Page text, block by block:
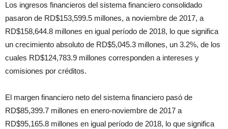
Los ingresos financieros del sistema financiero consolidado
pasaron de RD$153,599.5 millones, a noviembre de 2017, a
RD$158,644.8 millones en igual período de 2018, lo que significa
un crecimiento absoluto de RD$5,045.3 millones, un 3.2%, de los
cuales RD$124,783.9 millones corresponden a intereses y
comisiones por créditos.
El margen financiero neto del sistema financiero pasó de
RD$85,399.7 millones en enero-noviembre de 2017 a
RD$95,165.8 millones en igual período de 2018, lo que significa